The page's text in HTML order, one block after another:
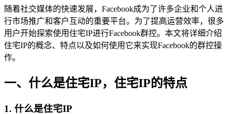
随着社交媒体的快速发展，Facebook成为了许多企业和个人进
行市场推广和客户互动的重要平台。为了提高运营效率，很多
用户开始探索使用住宅IP进行Facebook群控。本文将详细介绍
住宅IP的概念、特点以及如何使用它来实现Facebook的群控操
作。
一、什么是住宅IP，住宅IP的特点
1. 什么是住宅IP